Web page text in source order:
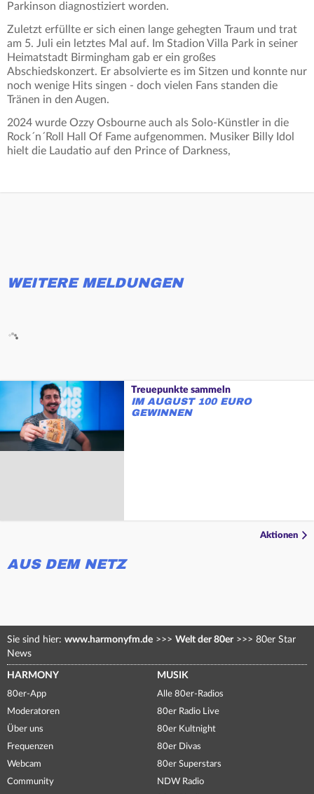
Parkinson diagnostiziert worden.
Zuletzt erfüllte er sich einen lange gehegten Traum und trat
am 5. Juli ein letztes Mal auf. Im Stadion Villa Park in seiner
Heimatstadt Birmingham gab er ein großes
Abschiedskonzert. Er absolvierte es im Sitzen und konnte nur
noch wenige Hits singen - doch vielen Fans standen die
Tränen in den Augen.
2024 wurde Ozzy Osbourne auch als Solo-Künstler in die
Rock´n´Roll Hall Of Fame aufgenommen. Musiker Billy Idol
hielt die Laudatio auf den Prince of Darkness,
WEITERE MELDUNGEN
Treuepunkte sammeln
IM AUGUST 100 EURO
GEWINNEN
Aktionen
AUS DEM NETZ
Sie sind hier: www.harmonyfm.de >>> Welt der 80er >>> 80er Star
News
HARMONY
80er-App
Moderatoren
Über uns
Frequenzen
Webcam
Community
MUSIK
Alle 80er-Radios
80er Radio Live
80er Kultnight
80er Divas
80er Superstars
NDW Radio